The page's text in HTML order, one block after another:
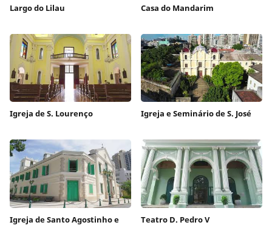
Largo do Lilau Casa do Mandarim
Igreja de S. Lourenço Igreja e Seminário de S. José
Igreja de Santo Agostinho e
Teatro D. Pedro V